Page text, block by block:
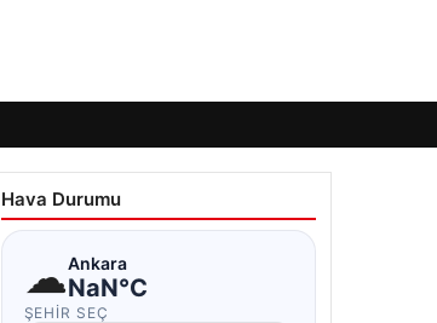
Hava Durumu
☁Ankara
NaN°C
ŞEHIR SEÇ